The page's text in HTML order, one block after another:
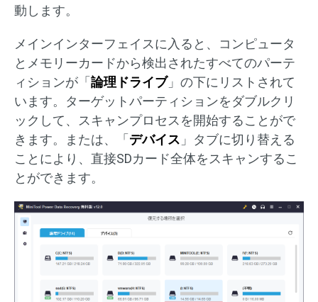
動します。
メインインターフェイスに入ると、コンピュータ
とメモリーカードから検出されたすべてのパーテ
ィションが「 論理ドライブ」の下にリストされて
います。ターゲットパーティションをダブルクリ
ックして、スキャンプロセスを開始することがで
きます。または、「 デバイス 」タブに切り替える
ことにより、直接SDカード全体をスキャンするこ
とができます。